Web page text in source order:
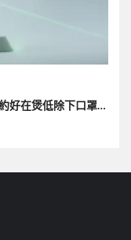
好在煲低除下口罩…